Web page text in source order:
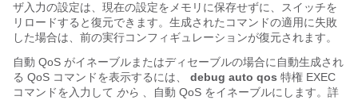
ザ入力の設定は、現在の設定をメモリに保存せずに、スイッチを
リロードすると復元できます。生成されたコマンドの適用に失敗
した場合は、前の実行コンフィギュレーションが復元されます。
自動 QoS がイネーブルまたはディセーブルの場合に自動生成され
る QoS コマンドを表示するには、
debug auto qos 特権 EXEC
コマンドを入力して から 、自動 QoS をイネーブルにします。詳